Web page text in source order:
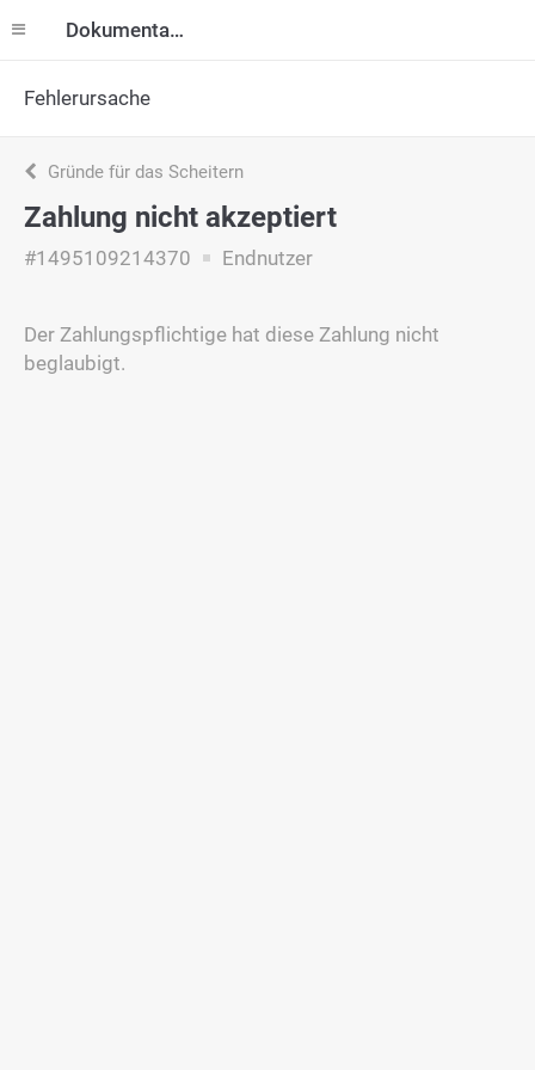
Dokumentation
Fehlerursache
Gründe für das Scheitern
Zahlung nicht akzeptiert
#1495109214370 Endnutzer
Der Zahlungspflichtige hat diese Zahlung nicht
beglaubigt.